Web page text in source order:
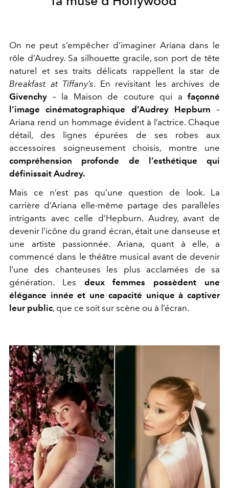
On ne peut s’empêcher d’imaginer Ariana dans le
rôle d’Audrey. Sa silhouette gracile, son port de tête
naturel et ses traits délicats rappellent la star de
Breakfast at Tiffany’s. En revisitant les archives de
Givenchy – la Maison de couture qui a façonné
l’image cinématographique d’Audrey Hepburn –
Ariana rend un hommage évident à l’actrice. Chaque
détail, des lignes épurées de ses robes aux
accessoires soigneusement choisis, montre une
compréhension profonde de l’esthétique qui
définissait Audrey.
Mais ce n’est pas qu’une question de look. La
carrière d’Ariana elle-même partage des parallèles
intrigants avec celle d’Hepburn. Audrey, avant de
devenir l’icône du grand écran, était une danseuse et
une artiste passionnée. Ariana, quant à elle, a
commencé dans le théâtre musical avant de devenir
l’une des chanteuses les plus acclamées de sa
génération. Les deux femmes possèdent une
élégance innée et une capacité unique à captiver
leur public, que ce soit sur scène ou à l’écran.